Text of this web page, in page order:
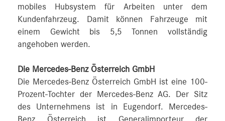
mobiles Hubsystem für Arbeiten unter dem
Kundenfahrzeug. Damit können Fahrzeuge mit
einem Gewicht bis 5,5 Tonnen vollständig
angehoben werden.
Die Mercedes-Benz Österreich GmbH
Die Mercedes-Benz Österreich GmbH ist eine 100-
Prozent-Tochter der Mercedes-Benz AG. Der Sitz
des Unternehmens ist in Eugendorf. Mercedes-